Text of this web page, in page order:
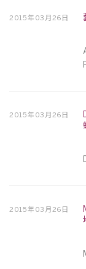
2015年03月26日
2015年03月26日
2015年03月26日